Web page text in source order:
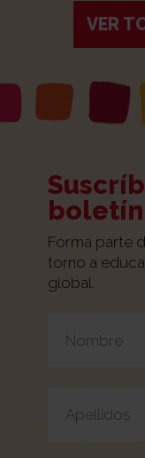
VER
boletín
Forma parte
torno a
global.